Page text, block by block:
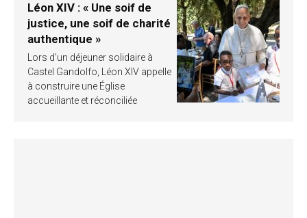
Léon XIV : « Une soif de
justice, une soif de charité
authentique »
Lors d’un déjeuner solidaire à
Castel Gandolfo, Léon XIV appelle
à construire une Église
accueillante et réconciliée